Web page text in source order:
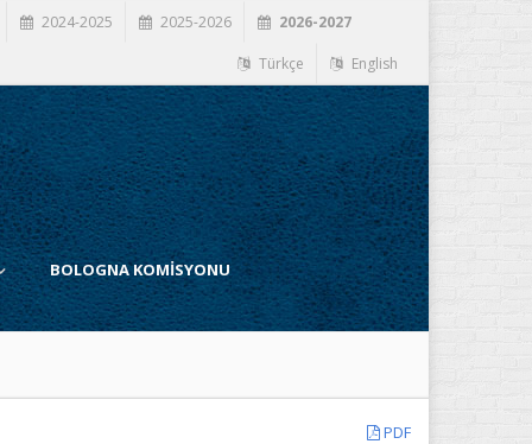
2024-2025 2025-2026 2026-2027
Türkçe English
BOLOGNA KOMİSYONU
PDF